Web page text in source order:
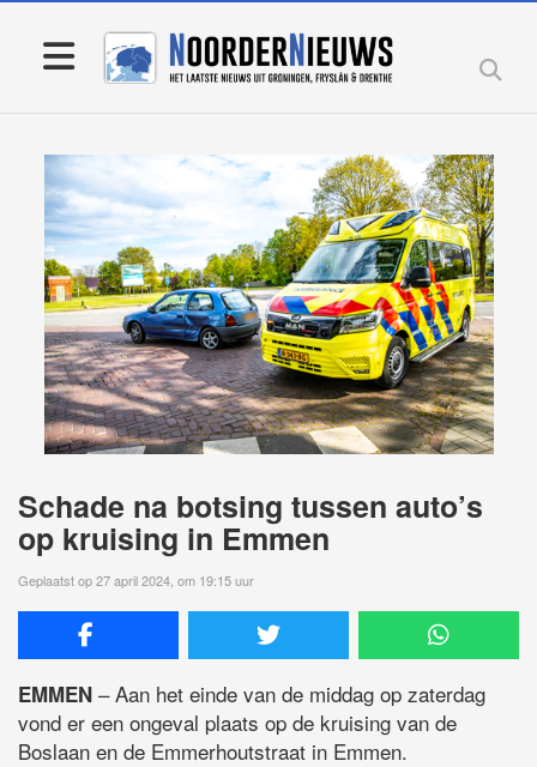
Schade na botsing tussen auto’s
op kruising in Emmen
Geplaatst op 27 april 2024, om 19:15 uur
EMMEN – Aan het einde van de middag op zaterdag
vond er een ongeval plaats op de kruising van de
Boslaan en de Emmerhoutstraat in Emmen.